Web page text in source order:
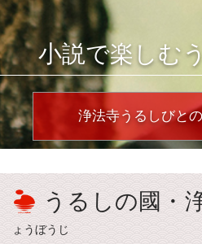
小説で楽しむ
浄法寺うるしびと
うるしの國・
ょうぼうじ